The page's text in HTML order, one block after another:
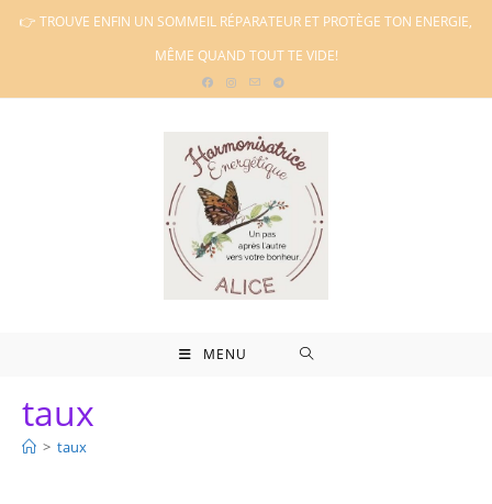
Skip👉 TROUVE ENFIN UN SOMMEIL RÉPARATEUR ET PROTÈGE TON ENERGIE,
MÊME QUAND TOUT TE VIDE!
MENU
taux
> taux